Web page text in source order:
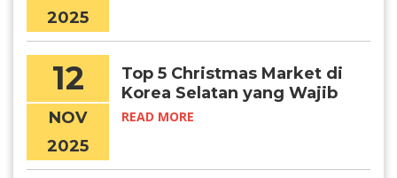
2025
12
NOV
2025
Top 5 Christmas Market di
Korea Selatan yang Wajib
Kamu Kunjungi, Chingu!
READ MORE